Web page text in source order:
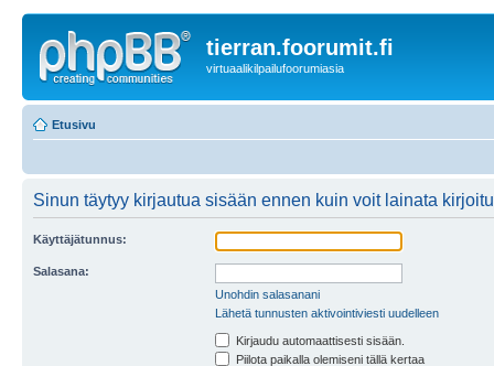
tierran.foorumit.fi
virtuaalikilpailufoorumiasia
Etusivu
Sinun täytyy kirjautua sisään ennen kuin voit lainata
Käyttäjätunnus:
Salasana:
Unohdin salasanani
Lähetä tunnusten aktivointiviesti uudelleen
Kirjaudu automaattisesti sisään.
Piilota paikalla olemiseni tällä kertaa